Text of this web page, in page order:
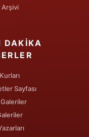
Arşivi
DAKIKA
Sayfası